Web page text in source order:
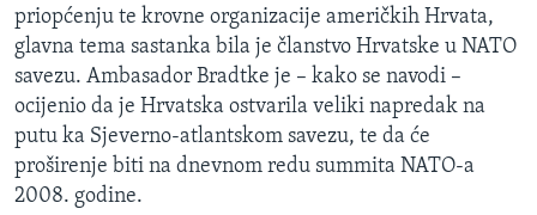
SLOBODA MEDIJA
ŽENSKA STRANA
IZBJEGLIČKA STRANA
MAGAZIN
O GLASU AMERIKE
priopćenju te krovne organizacije američkih Hrvata,
glavna tema sastanka bila je članstvo Hrvatske u NATO
savezu. Ambasador Bradtke je – kako se navodi –
ocijenio da je Hrvatska ostvarila veliki napredak na
putu ka Sjeverno-atlantskom savezu, te da će
proširenje biti na dnevnom redu summita NATO-a
2008. godine.